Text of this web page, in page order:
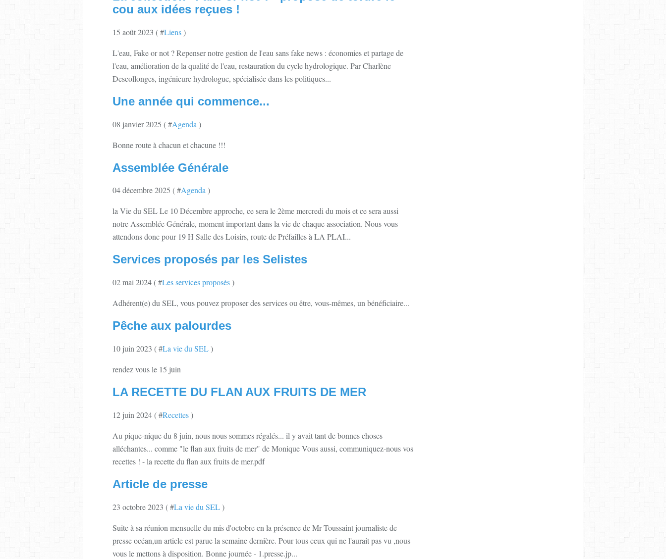
cou aux idées reçues !
15 août 2023 ( #Liens)
L'eau, Fake or not ? Repenser notre gestion de l'eau sans fake news : économies et partage de
l'eau, amélioration de la qualité de l'eau, restauration du cycle hydrologique. Par Charlène
Descollonges, ingénieure hydrologue, spécialisée dans les politiques...
Une année qui commence...
08 janvier 2025 ( #Agenda )
Bonne route à chacun et chacune !!!
Assemblée Générale
04 décembre 2025 ( #Agenda)
la Vie du SEL Le 10 Décembre approche, ce sera le 2ème mercredi du mois et ce sera aussi
notre Assemblée Générale, moment important dans la vie de chaque association. Nous vous
attendons donc pour 19 H Salle des Loisirs, route de Préfailles à LA PLAI...
Services proposés par les Selistes
02 mai 2024 ( #Les services proposés)
Adhérent(e) du SEL, vous pouvez proposer des services ou être, vous-mêmes, un bénéficiaire...
Pêche aux palourdes
10 juin 2023 ( #La vie du SEL)
rendez vous le 15 juin
LA RECETTE DU FLAN AUX FRUITS DE MER
12 juin 2024 ( #Recettes)
Au pique-nique du 8 juin, nous nous sommes régalés... il y avait tant de bonnes choses
alléchantes... comme "le flan aux fruits de mer" de Monique Vous aussi, communiquez-nous vos
recettes ! - la recette du flan aux fruits de mer.pdf
Article de presse
23 octobre 2023 ( #La vie du SEL)
Suite à sa réunion mensuelle du mis d'octobre en la présence de Mr Toussaint journaliste de
presse océan,un article est parue la semaine dernière. Pour tous ceux qui ne l'aurait pas vu ,nous
vous le mettons à disposition. Bonne journée - 1.presse.jp...